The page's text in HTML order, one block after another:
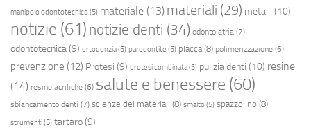
manipolo odontotecnico(5) materiale (13) materiali (29) metalli (10)
notizie (61) notizie denti (34) odontoiatria (7)
odontotecnica (9) ortodonzia(5) parodontite (5) placca(8) polimerizzazione (6)
prevenzione (12) Protesi (9) protesi combinata(5) pulizia denti (10) resine
(14) resine acriliche (6) salute e benessere (60)
sbiancamento denti (7) scienze dei materiali (8) smalto(5) spazzolino (8)
strumenti(5) tartaro(9)